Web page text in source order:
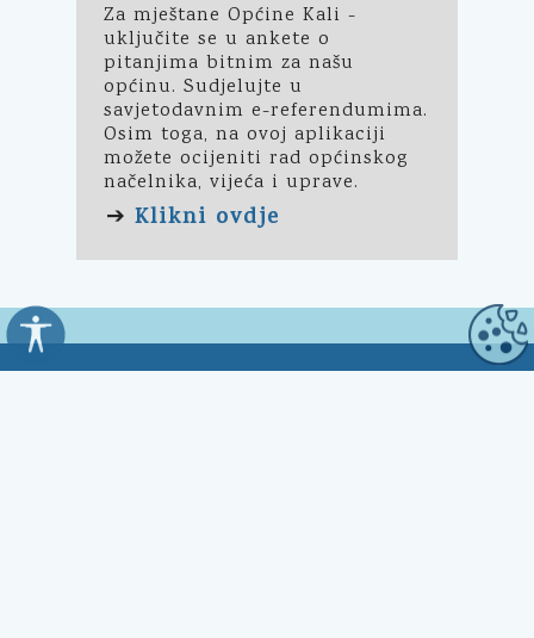
Za mještane Općine Kali -
uključite se u ankete o
pitanjima bitnim za našu
općinu. Sudjelujte u
savjetodavnim e-referendumima.
Osim toga, na ovoj aplikaciji
možete ocijeniti rad općinskog
načelnika, vijeća i uprave.
➔ Klikni ovdje